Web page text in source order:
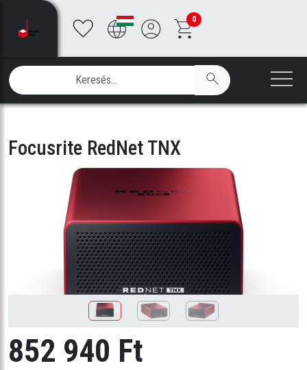
0
Focusrite RedNet TNX
852 940 Ft